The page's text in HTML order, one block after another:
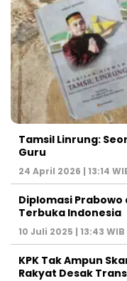
Tamsil Linrung:
Guru
24 April 2026 | 13:14
Diplomasi Prabowo
Terbuka Indonesia
10 Juli 2025 | 13:43 WIB
KPK Tak Ampun
Rakyat Desak